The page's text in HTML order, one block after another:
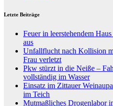
Letzte Beiträge
Feuer in leerstehendem
aus
Unfallflucht nach Kollision
Frau verletzt
Pkw stürzt in die Neiße –
vollständig im Wasser
Einsatz im Zittauer
im Teich
Mutmaßliches Drogenlabor